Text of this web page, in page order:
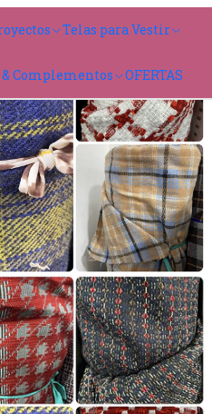
Telas para Vestir
& Complementos OFERTAS